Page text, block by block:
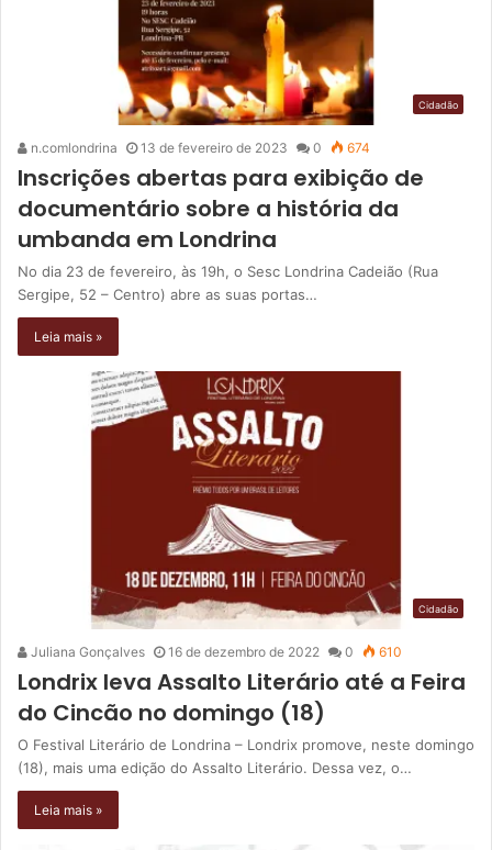
Cidadão
n.comlondrina 13 de fevereiro de 2023 0 674
Inscrições abertas para exibição de
documentário sobre a história da
umbanda em Londrina
No dia 23 de fevereiro, às 19h, o Sesc Londrina Cadeião (Rua
Sergipe, 52 – Centro) abre as suas portas…
Leia mais »
Cidadão
Juliana Gonçalves 16 de dezembro de 2022 0 610
Londrix leva Assalto Literário até a Feira
do Cincão no domingo (18)
O Festival Literário de Londrina – Londrix promove, neste domingo
(18), mais uma edição do Assalto Literário. Dessa vez, o…
Leia mais »